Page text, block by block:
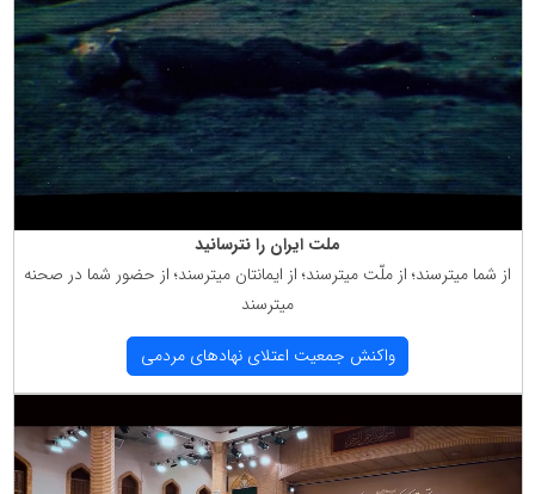
ملت ایران را نترسانید
از شما میترسند؛ از ملّت میترسند؛ از ایمانتان میترسند؛ از حضور شما در صحنه
میترسند
واكنش جمعیت اعتلای نهادهای مردمی